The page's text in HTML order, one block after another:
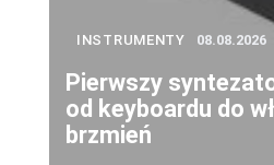
INSTRUMENTY 08.08.2026
Pierwszy
od keyboardu do
brzmień